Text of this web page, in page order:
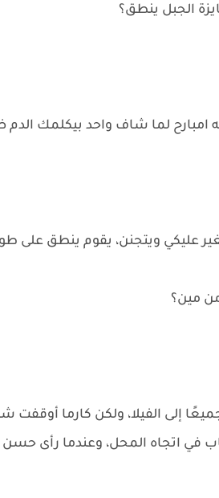
الجبل ينطق؟
امبارح لما شاف واحد بيكلمك
عليكي ويتجنن، يقوم ينطق على
مين؟
إلى الفيلا، ولكن كارما
اتجاه المحل، وعندما رأى حسن